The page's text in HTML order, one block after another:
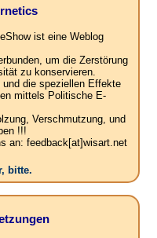
ist eine Weblog
um die Zerstörung
zu konservieren.
und die speziellen Effekte
mittels Politische E-
Verschmutzung, und
!!!
an: feedback[at]wisart.net
bitte.